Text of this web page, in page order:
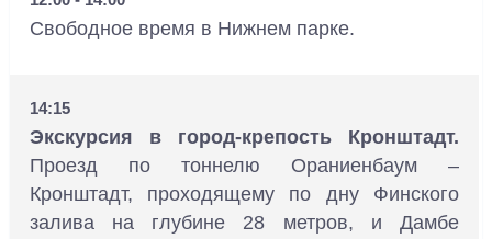
Свободное время в Нижнем парке.
14:15
Экскурсия в город-крепость Кронштадт.
Проезд по тоннелю Ораниенбаум –
Кронштадт, проходящему по дну Финского
залива на глубине 28 метров, и Дамбе